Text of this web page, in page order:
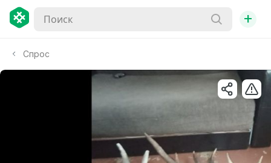
+
Спрос